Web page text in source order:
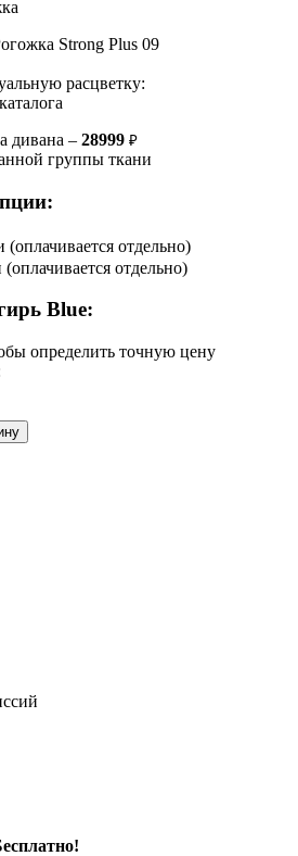
Strong Plus 09
расцветку:
дивана – 28999 ₽
группы ткани
отдельно)
отдельно)
Blue:
определить точную цену